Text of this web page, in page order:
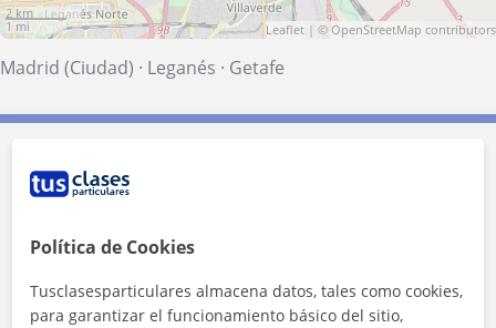
2 km
1 mi
Leaflet | © OpenStreetMap contributors
Madrid (Ciudad) · Leganés · Getafe
Contacta con Lucía
Política de Cookies
Tusclasesparticulares almacena datos, tales como cookies,
para garantizar el funcionamiento básico del sitio,